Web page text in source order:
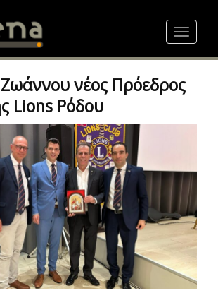
Toggle
νέος Πρόεδρος
Lions Ρόδου